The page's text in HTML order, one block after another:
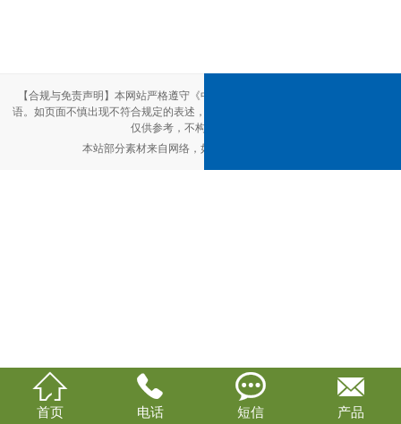

首页

电话

短信

产品
【合规与免责声明】本网站严格遵守《中华人民共和国广告法》，尽力规范用
语。如页面不慎出现不符合规定的表述，敬请联系我们，将立即更正；相关内容
仅供参考，不构成交易依据。
本站部分素材来自网络，如有侵权，请联系删除。